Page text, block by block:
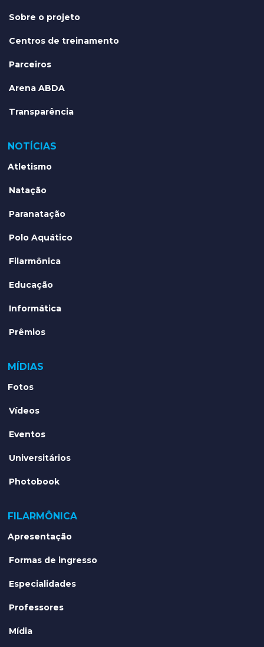
Sobre o projeto
Centros de treinamento
Parceiros
Arena ABDA
Transparência
NOTÍCIAS
Atletismo
Natação
Paranatação
Polo Aquático
Filarmônica
Educação
Informática
Prêmios
MÍDIAS
Fotos
Vídeos
Eventos
Universitários
Photobook
FILARMÔNICA
Apresentação
Formas de ingresso
Especialidades
Professores
Mídia